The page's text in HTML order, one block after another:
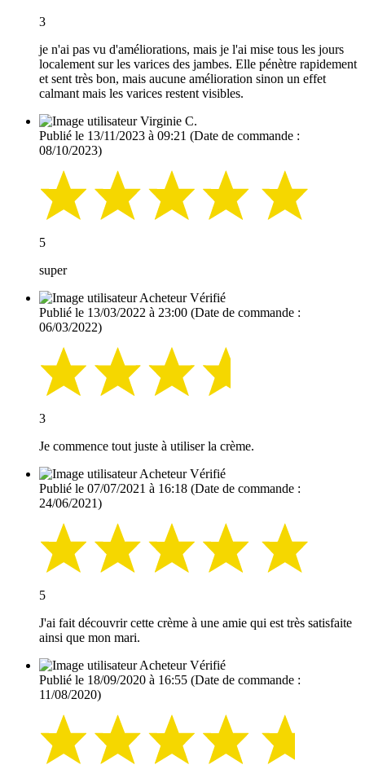
3
je n'ai pas vu d'améliorations, mais je l'ai mise tous les jours
localement sur les varices des jambes. Elle pénètre rapidement
et sent très bon, mais aucune amélioration sinon un effet
calmant mais les varices restent visibles.
Virginie C.
Publié le 13/11/2023 à 09:21 (Date de commande :
08/10/2023)
5
super
Acheteur Vérifié
Publié le 13/03/2022 à 23:00 (Date de commande :
06/03/2022)
3
Je commence tout juste à utiliser la crème.
Acheteur Vérifié
Publié le 07/07/2021 à 16:18 (Date de commande :
24/06/2021)
5
J'ai fait découvrir cette crème à une amie qui est très satisfaite
ainsi que mon mari.
Acheteur Vérifié
Publié le 18/09/2020 à 16:55 (Date de commande :
11/08/2020)